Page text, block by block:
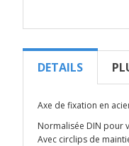
DETAILS
Axe de fixation en
Normalisée DIN pour
Avec circlips de